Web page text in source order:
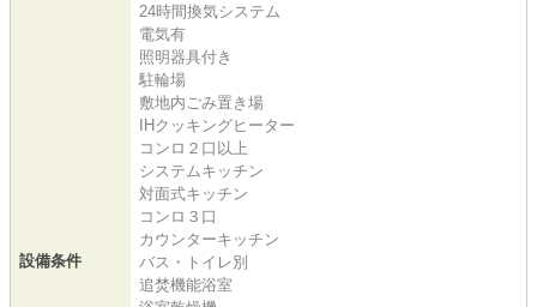
設備条件
24時間換気システム
電気有
照明器具付き
駐輪場
敷地内ごみ置き場
IHクッキングヒーター
コンロ２口以上
システムキッチン
対面式キッチン
コンロ３口
カウンターキッチン
バス・トイレ別
追焚機能浴室